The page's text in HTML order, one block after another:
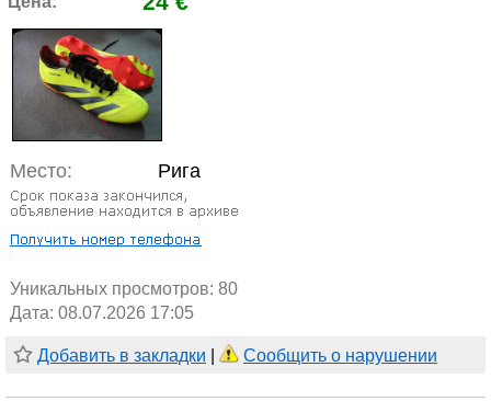
Место: Рига
Уникальных просмотров: 80
Дата: 08.07.2026 17:05
Добавить в закладки Сообщить о нарушении